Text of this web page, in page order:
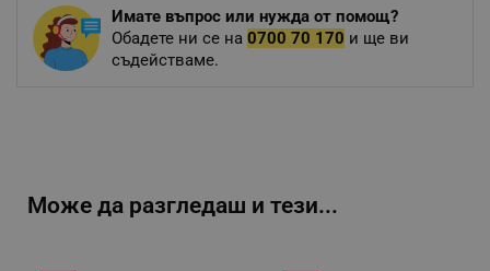
Имате въпрос или нужда от помощ?
Обадете ни се на 0700 70 170 и ще ви
съдействаме.
Може да разгледаш и тези...